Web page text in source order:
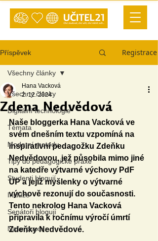
Příspěvek Registrace
Všechny články
Digitální technologie
Témata
Moderní metody
Tipy do pedagogické praxe
Studenti blogují
Inkluze
Senátoři blogují
Naše praxe
Všechny články
Zdena Nedvědová
Hana Vacková
2. 12. 2024
Naše bloggerka Hana Vacková ve
svém dnešním textu vzpomíná na
inspirativní pedagožku Zdeňku
Nedvědovou, jež působila mimo jiné
na katedře výtvarné výchovy PdF
UP a jejíž myšlenky o výtvarné
výchově rezonují do současnosti.
Tento nekrolog Hana Vacková
připravila k ročnímu výročí úmrtí
Zdeňky Nedvědové.